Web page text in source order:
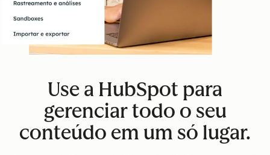
Use a HubSpot para
gerenciar todo o seu
conteúdo em um só lugar.